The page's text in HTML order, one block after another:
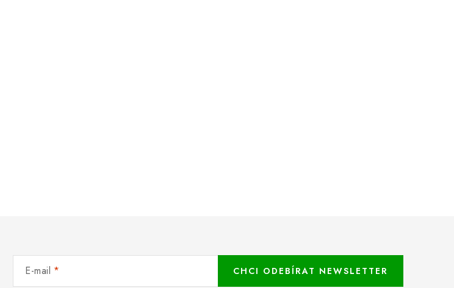
E-mail CHCI ODEBÍRAT NEWSLETTER